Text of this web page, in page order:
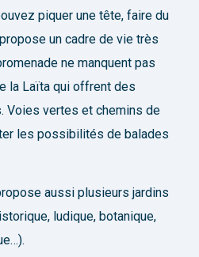
piquer une tête, faire du
un cadre de vie très
ne manquent pas
la Laïta qui offrent des
Voies vertes et chemins de
les possibilités de balades
aussi plusieurs jardins
ludique, botanique,